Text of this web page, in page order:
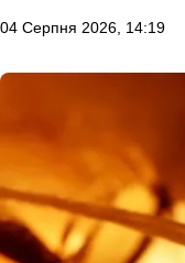
04 Серпня 2026, 14:19